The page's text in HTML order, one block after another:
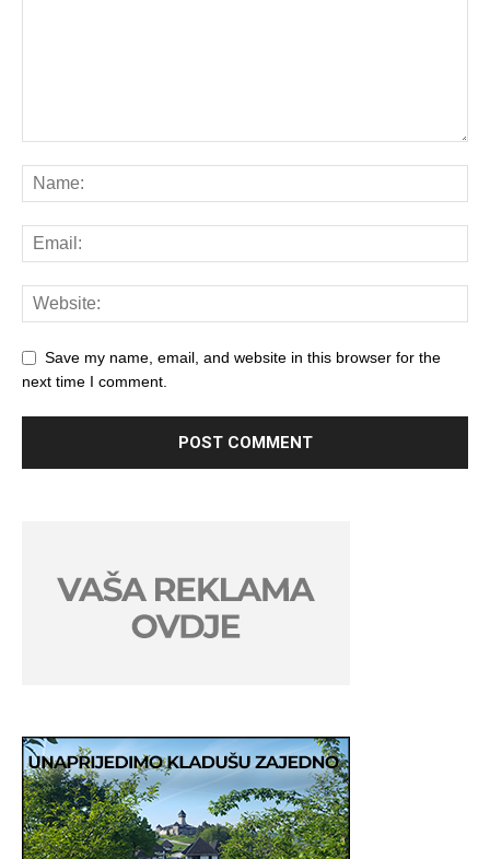
Save my name, email, and website in this browser for the
next time I comment.